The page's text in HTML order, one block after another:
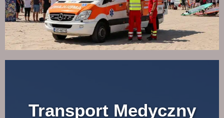
Transport Medyczny